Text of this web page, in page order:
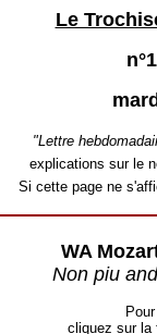
Le
"Lettre
explications sur le
Si cette page ne
WA
Non piu
cliquez sur la